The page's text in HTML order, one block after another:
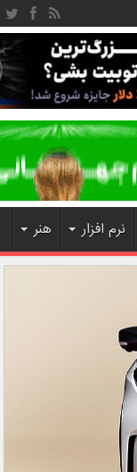
نرم افزار هنر